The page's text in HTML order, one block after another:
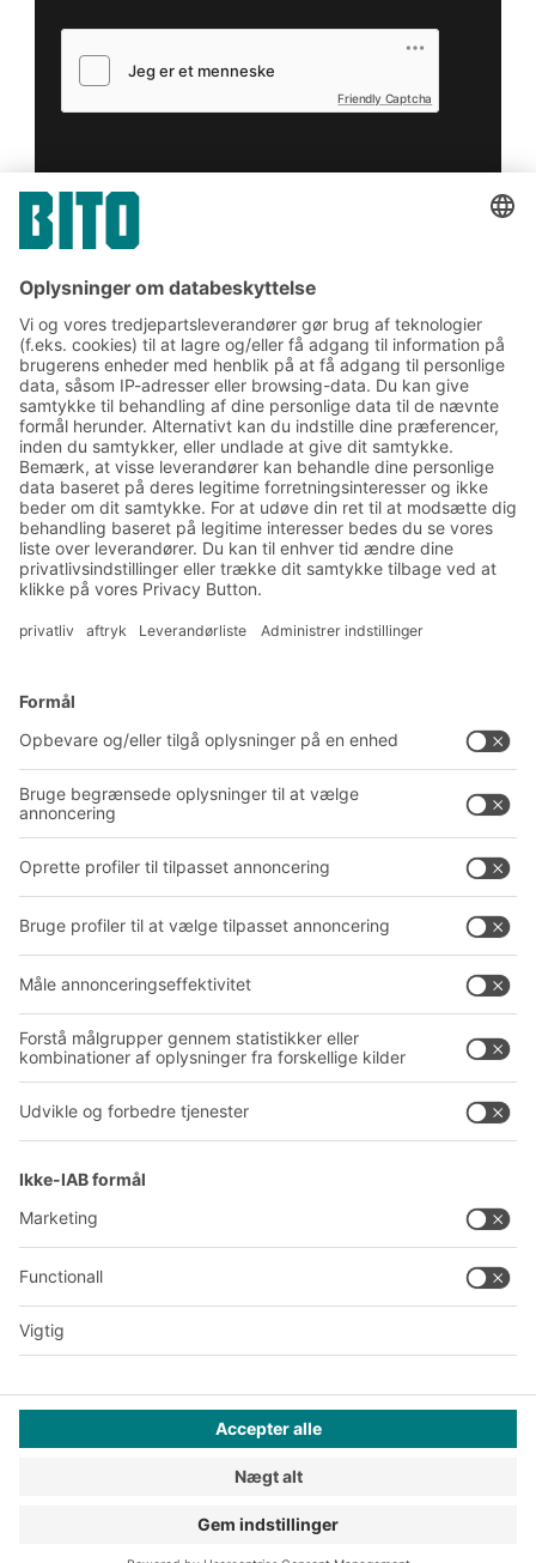
Friendly Captcha
Indsend
Tilmeld dig vores BITO
nyhedsbrev:
Nyheder og viden om lager
og logistik
Eksklusiv rabat
Produktnyheder
Tilmeld dig vores nyhedsbrev
Løsninger
Intralogistikløsninger
Kassesystemer
Reolsystemer
Service
PRODUKTKATALOG
PROJECT GUIDE
Virksomhed
Vores globale netværk
Produktionssteder
Follow us
BIT O
F
YOUR LIFE.
+45 7021 5151
Dette tilbud henvender sig til industri, håndværk, handel og
liberale erhverv til brug i forbindelse med selvstændig,
erhvervsmæssig eller kommerciel virksomhed.